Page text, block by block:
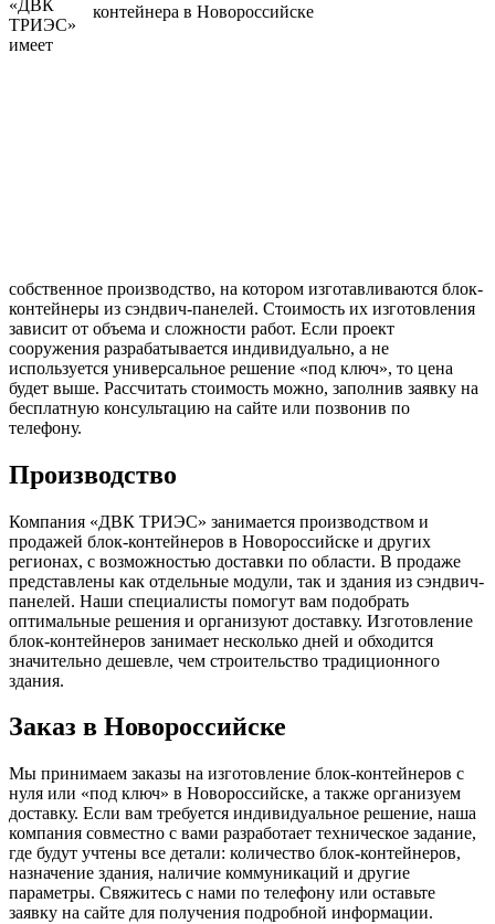
«ДВК
ТРИЭС»
имеет
собственное производство, на котором изготавливаются блок-
контейнеры из сэндвич-панелей. Стоимость их изготовления
зависит от объема и сложности работ. Если проект
сооружения разрабатывается индивидуально, а не
используется универсальное решение «под ключ», то цена
будет выше. Рассчитать стоимость можно, заполнив заявку на
бесплатную консультацию на сайте или позвонив по
телефону.
Производство
Компания «ДВК ТРИЭС» занимается производством и
продажей блок-контейнеров в Новороссийске и других
регионах, с возможностью доставки по области. В продаже
представлены как отдельные модули, так и здания из сэндвич-
панелей. Наши специалисты помогут вам подобрать
оптимальные решения и организуют доставку. Изготовление
блок-контейнеров занимает несколько дней и обходится
значительно дешевле, чем строительство традиционного
здания.
Заказ в Новороссийске
Мы принимаем заказы на изготовление блок-контейнеров с
нуля или «под ключ» в Новороссийске, а также организуем
доставку. Если вам требуется индивидуальное решение, наша
компания совместно с вами разработает техническое задание,
где будут учтены все детали: количество блок-контейнеров,
назначение здания, наличие коммуникаций и другие
параметры. Свяжитесь с нами по телефону или оставьте
заявку на сайте для получения подробной информации.